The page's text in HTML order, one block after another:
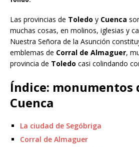
Las provincias de Toledo y Cuenca
muchas cosas, en molinos, iglesias y
Nuestra Señora de la Asunción
emblemas de Corral de Almaguer,
provincia de Toledo casi colindando
Índice: monumentos
Cuenca
La ciudad de Segóbriga
Corral de Almaguer